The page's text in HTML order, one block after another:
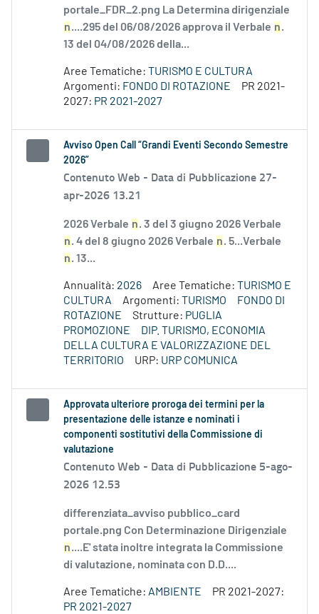
portale_FDR_2.png La Determina dirigenziale
n....295 del 06/08/2026 approva il Verbale n.
13 del 04/08/2026 della...
Aree Tematiche: TURISMO E CULTURA
Argomenti: FONDO DI ROTAZIONE
PR 2021-
2027: PR 2021-2027
Avviso Open Call “Grandi Eventi Secondo Semestre
2026”
Contenuto Web - Data di Pubblicazione 27-
apr-2026 13.21
2026 Verbale n. 3 del 3 giugno 2026 Verbale
n. 4 del 8 giugno 2026 Verbale n. 5...Verbale
n. 13...
Annualità: 2026 Aree Tematiche: TURISMO E
CULTURA
Argomenti: TURISMO
FONDO DI
ROTAZIONE
Strutture: PUGLIA
PROMOZIONE
DIP. TURISMO, ECONOMIA
DELLA CULTURA E VALORIZZAZIONE DEL
TERRITORIO
URP: URP COMUNICA
Approvata ulteriore proroga dei termini per la
presentazione delle istanze e nominati i
componenti sostitutivi della Commissione di
valutazione
Contenuto Web - Data di Pubblicazione 5-ago-
2026 12.53
differenziata_avviso pubblico_card
portale.png Con Determinazione Dirigenziale
n....E' stata inoltre integrata la Commissione
di valutazione, nominata con D.D....
Aree Tematiche: AMBIENTE
PR 2021-2027:
PR 2021-2027